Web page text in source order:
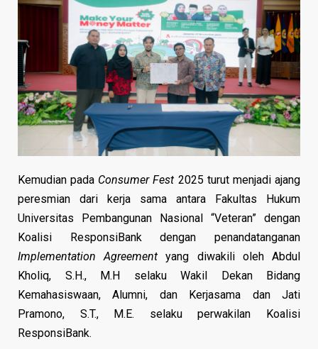
Kemudian pada Consumer Fest 2025 turut menjadi ajang
peresmian dari kerja sama antara Fakultas Hukum
Universitas Pembangunan Nasional “Veteran” dengan
Koalisi ResponsiBank dengan penandatanganan
Implementation Agreement yang diwakili oleh Abdul
Kholiq, S.H., M.H selaku Wakil Dekan Bidang
Kemahasiswaan, Alumni, dan Kerjasama dan Jati
Pramono, S.T., M.E. selaku perwakilan Koalisi
ResponsiBank.